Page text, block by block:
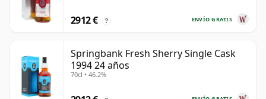
ENVÍO GRATIS
2912 € ?
Springbank Fresh Sherry Single Cask
1994 24 años
70cl • 46.2%